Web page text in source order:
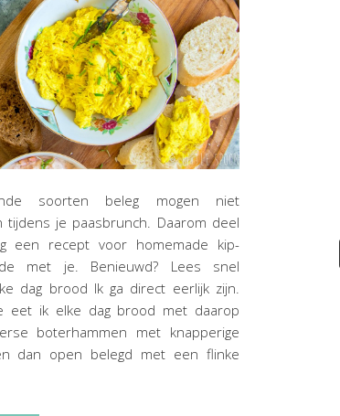
soorten beleg mogen niet
tijdens je paasbrunch. Daarom deel
een recept voor homemade kip-
met je. Benieuwd? Lees snel
dag brood Ik ga direct eerlijk zijn.
eet ik elke dag brood met daarop
boterhammen met knapperige
dan open belegd met een flinke